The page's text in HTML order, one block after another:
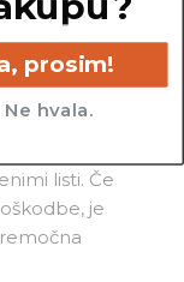
vse
me posadi
Od sedaj
ti
listi. Če
je
prosim!
Ne hvala.